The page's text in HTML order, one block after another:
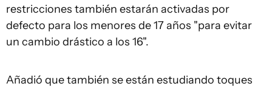
restricciones también estarán activadas por
defecto para los menores de 17 años "para evitar
un cambio drástico a los 16".
Añadió que también se están estudiando toques